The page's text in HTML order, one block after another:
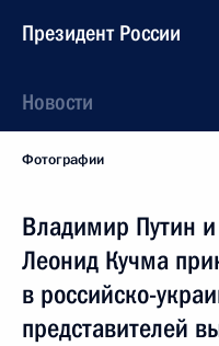
Президент России
Новости
Фотографии
Владимир Путин
Леонид Кучма
в российско-
представителей